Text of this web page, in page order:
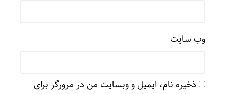
وب‌ سایت
ذخیره نام، ایمیل و وبسایت من در مرورگر برای